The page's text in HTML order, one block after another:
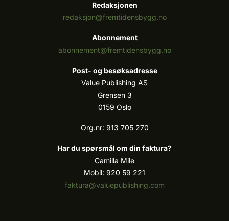
Redaksjonen
redaksjon@fremtidensbygg.no
Abonnement
abonnement@fremtidensbygg.no
Post- og besøksadresse
Value Publishing AS
Grensen 3
0159 Oslo
Org.nr: 913 705 270
Har du spørsmål om din faktura?
Camilla Mile
Mobil: 920 59 221
faktura@valuepublishing.com